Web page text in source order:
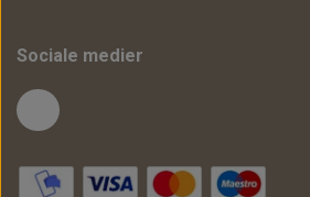
Sociale medier